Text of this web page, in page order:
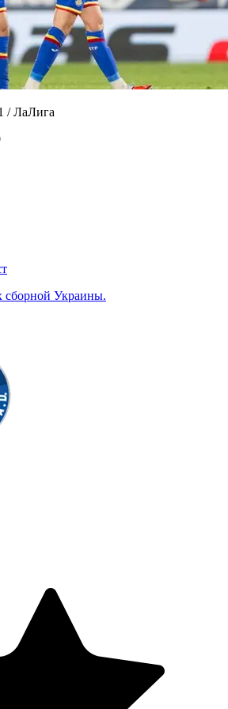
/ ЛаЛига
сборной Украины.